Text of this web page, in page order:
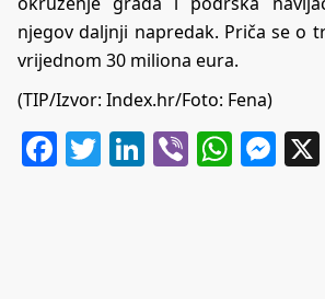
njegov daljnji napredak. Priča se o
vrijednom 30 miliona eura.
(TIP/Izvor: Index.hr/Foto: Fena)
Facebook
Twitter
LinkedIn
Viber